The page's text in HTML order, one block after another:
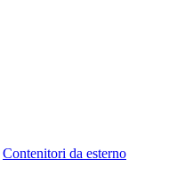
Contenitori da esterno